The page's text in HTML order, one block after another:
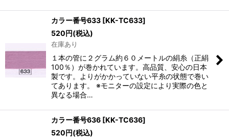
カラー番号633 [KK-TC633]
520円(税込)
在庫あり
１本の管に２グラム約６０メートルの絹糸（正絹
100％）が巻かれています。高品質、安心の日本
製です。よりがかかっていない平糸の状態で巻い
てあります。 ※モニターの設定により実際の色と
異なる場合…
カラー番号636 [KK-TC636]
520円(税込)